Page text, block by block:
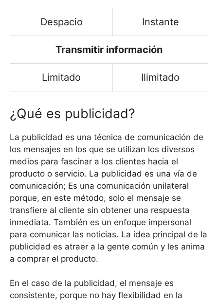
Despacio Instante
Transmitir información
Limitado Ilimitado
¿Qué es publicidad?
La publicidad es una técnica de comunicación de
los mensajes en los que se utilizan los diversos
medios para fascinar a los clientes hacia el
producto o servicio. La publicidad es una vía de
comunicación; Es una comunicación unilateral
porque, en este método, solo el mensaje se
transfiere al cliente sin obtener una respuesta
inmediata. También es un enfoque impersonal
para comunicar las noticias. La idea principal de la
publicidad es atraer a la gente común y les anima
a comprar el producto.
En el caso de la publicidad, el mensaje es
consistente, porque no hay flexibilidad en la